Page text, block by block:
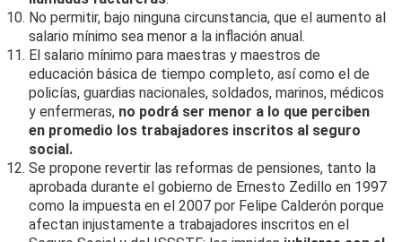
No permitir, bajo ninguna circunstancia, que el aumento al
salario mínimo sea menor a la inflación anual.
El salario mínimo para maestras y maestros de
educación básica de tiempo completo, así como el de
policías, guardias nacionales, soldados, marinos, médicos
y enfermeras, no podrá ser menor a lo que perciben
en promedio los trabajadores inscritos al seguro
social.
Se propone revertir las reformas de pensiones, tanto la
aprobada durante el gobierno de Ernesto Zedillo en 1997
como la impuesta en el 2007 por Felipe Calderón porque
afectan injustamente a trabajadores inscritos en el